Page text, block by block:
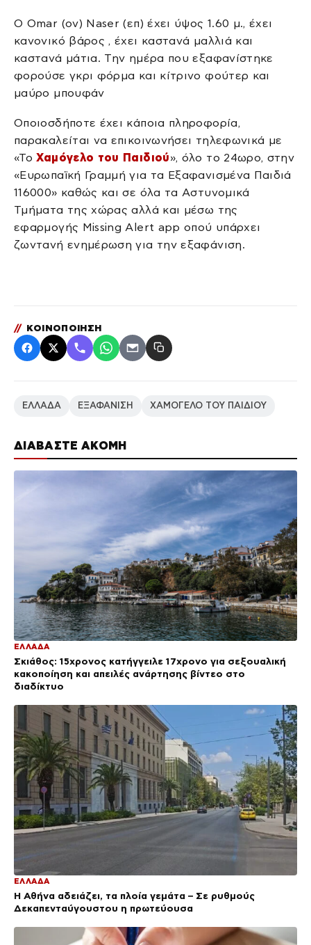
ΔΙΑΒΑΣΤΕ ΑΚΟΜΗ
ΕΛΛΑΔΑ
Σκιάθος: 15χρονος κατήγγειλε 17χρονο για σεξουαλική
κακοποίηση και απειλές ανάρτησης βίντεο στο
διαδίκτυο
ΕΛΛΑΔΑ
Η Αθήνα αδειάζει, τα πλοία γεμάτα – Σε ρυθμούς
Δεκαπενταύγουστου η πρωτεύουσα
Ο Omar (ον) Naser (επ) έχει ύψος 1.60 μ., έχει
κανονικό βάρος , έχει καστανά μαλλιά και
καστανά μάτια. Την ημέρα που εξαφανίστηκε
φορούσε γκρι φόρμα και κίτρινο φούτερ και
μαύρο μπουφάν
Οποιοσδήποτε έχει κάποια πληροφορία,
παρακαλείται να επικοινωνήσει τηλεφωνικά με
«ΤοΧαμόγελο του Παιδιού», όλο το 24ωρο, στην
«Ευρωπαϊκή Γραμμή για τα Εξαφανισμένα Παιδιά
116000» καθώς και σε όλα τα Αστυνομικά
Τμήματα της χώρας αλλά και μέσω της
εφαρμογής Missing Alert app οπού υπάρχει
ζωντανή ενημέρωση για την εξαφάνιση.
// ΚΟΙΝΟΠΟΙΗΣΗ
ΕΛΛΑΔΑ ΕΞΑΦΑΝΙΣΗ ΧΑΜΟΓΕΛΟ ΤΟΥ ΠΑΙΔΙΟΥ